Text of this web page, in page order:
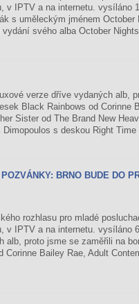
v IPTV a na internetu. vysíláno
s uměleckým jménem October
svého alba October
verze dříve vydaných alb,
Black Rainbows od Corinne
Sister od The Brand New
s deskou Right
BRNO BUDE DO
rozhlasu pro mladé
v IPTV a na internetu. vysíláno
alb, proto jsme se zaměřili na
Bailey Rae, Adult